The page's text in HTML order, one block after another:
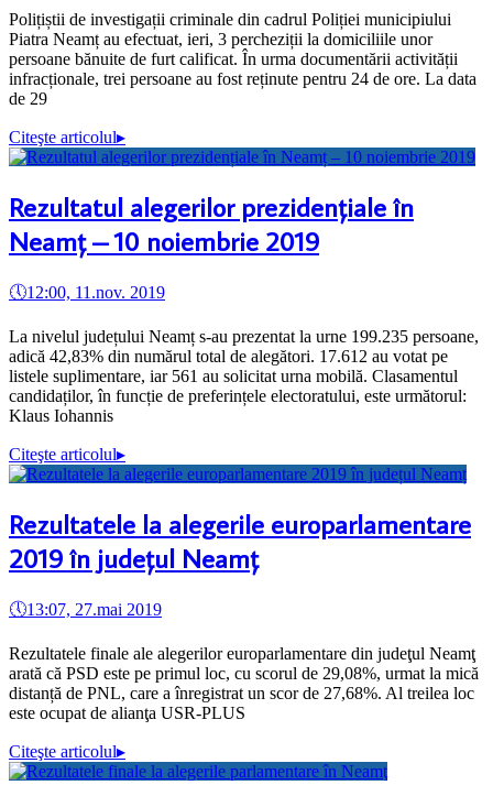
Polițiștii de investigații criminale din cadrul Poliției municipiului
Piatra Neamț au efectuat, ieri, 3 percheziții la domiciliile unor
persoane bănuite de furt calificat. În urma documentării activității
infracționale, trei persoane au fost reținute pentru 24 de ore. La data
de 29
Citeşte articolul▸
Rezultatul alegerilor prezidențiale în
Neamț – 10 noiembrie 2019
🕔12:00, 11.nov. 2019
La nivelul județului Neamț s-au prezentat la urne 199.235 persoane,
adică 42,83% din numărul total de alegători. 17.612 au votat pe
listele suplimentare, iar 561 au solicitat urna mobilă. Clasamentul
candidaților, în funcție de preferințele electoratului, este următorul:
Klaus Iohannis
Citeşte articolul▸
Rezultatele la alegerile europarlamentare
2019 în județul Neamț
🕔13:07, 27.mai 2019
Rezultatele finale ale alegerilor europarlamentare din judeţul Neamţ
arată că PSD este pe primul loc, cu scorul de 29,08%, urmat la mică
distanță de PNL, care a înregistrat un scor de 27,68%. Al treilea loc
este ocupat de alianţa USR-PLUS
Citeşte articolul▸